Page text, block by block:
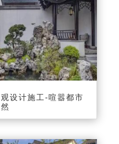
设计施工-喧嚣都市